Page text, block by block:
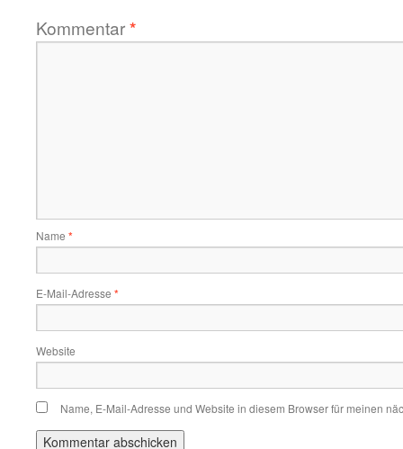
Kommentar*
Name *
E-Mail-Adresse *
Website
Name, E-Mail-Adresse und Website in diesem Browser für meinen